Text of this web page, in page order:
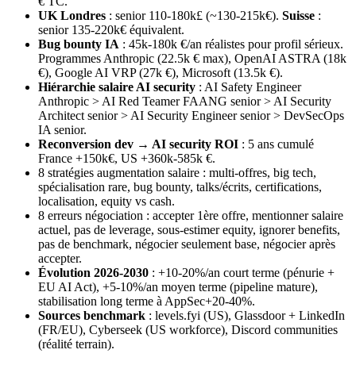
UK Londres : senior 110-180k£ (~130-215k€). Suisse :
senior 135-220k€ équivalent.
Bug bounty IA : 45k-180k €/an réalistes pour profil sérieux.
Programmes Anthropic (22.5k € max), OpenAI ASTRA (18k
€), Google AI VRP (27k €), Microsoft (13.5k €).
Hiérarchie salaire AI security : AI Safety Engineer
Anthropic > AI Red Teamer FAANG senior > AI Security
Architect senior > AI Security Engineer senior > DevSecOps
IA senior.
Reconversion dev → AI security ROI : 5 ans cumulé
France +150k€, US +360k-585k €.
8 stratégies augmentation salaire : multi-offres, big tech,
spécialisation rare, bug bounty, talks/écrits, certifications,
localisation, equity vs cash.
8 erreurs négociation : accepter 1ère offre, mentionner salaire
actuel, pas de leverage, sous-estimer equity, ignorer benefits,
pas de benchmark, négocier seulement base, négocier après
accepter.
Évolution 2026-2030 : +10-20%/an court terme (pénurie +
EU AI Act), +5-10%/an moyen terme (pipeline mature),
stabilisation long terme à AppSec+20-40%.
Sources benchmark : levels.fyi (US), Glassdoor + LinkedIn
(FR/EU), Cyberseek (US workforce), Discord communities
(réalité terrain).